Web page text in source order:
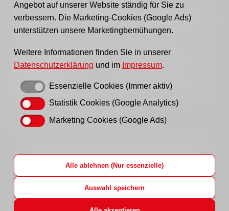
Sie erreichen uns persönlich telefonisch donnerstags
von 9–12 Uhr bzw. dienstags und donnerstags von 14–
16 Uhr.
Außerhalb der Sprechzeiten erreichen Sie uns
Kontaktformular.
Gern können Sie uns auch einen Brief schreiben oder
ein Fax senden.
Vielen Dank für Ihr Verständnis!
Hinweisgeberportal
AWO LAG Brandenburg
AWO Bundesverband
AWO Jobs Login
Angebot auf unserer Website ständig für Sie zu
verbessern. Die Marketing-Cookies (Google Ads)
unterstützen unsere Marketingbemühungen.
Weitere Informationen finden Sie in unserer
Datenschutzerklärung und im Impressum.
Essenzielle Cookies (Immer aktiv)
Statistik Cookies (Google Analytics)
Marketing Cookies (Google Ads)
Alle ablehnen (Nur essenzielle)
Auswahl speichern